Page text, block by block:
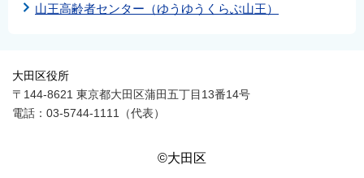
山王高齢者センター（ゆうゆうくらぶ山王）
大田区役所
〒144-8621 東京都大田区蒲田五丁目13番14号
電話：03-5744-1111（代表）
©大田区